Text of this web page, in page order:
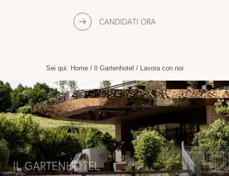
CANDIDATI ORA
Sei qui: Home/ Il Gartenhotel / Lavora con noi
IL GARTENHOTEL